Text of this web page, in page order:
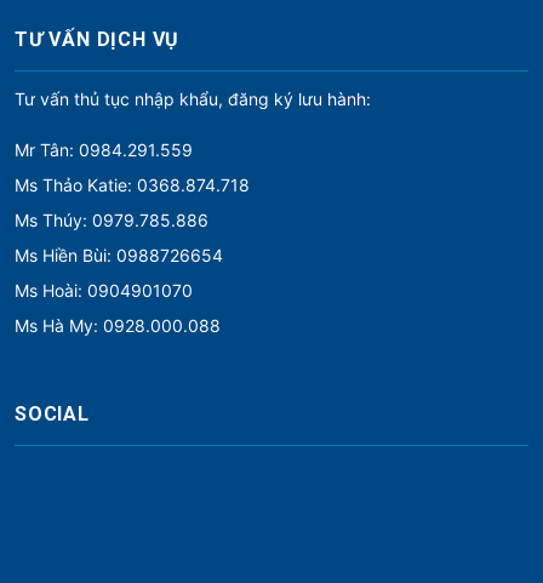
TƯ VẤN DỊCH VỤ
Tư vấn thủ tục nhập khẩu, đăng ký lưu hành:
Mr Tân: 0984.291.559
Ms Thảo Katie: 0368.874.718
Ms Thúy: 0979.785.886
Ms Hiền Bùi: 0988726654
Ms Hoài: 0904901070
Ms Hà My: 0928.000.088
SOCIAL